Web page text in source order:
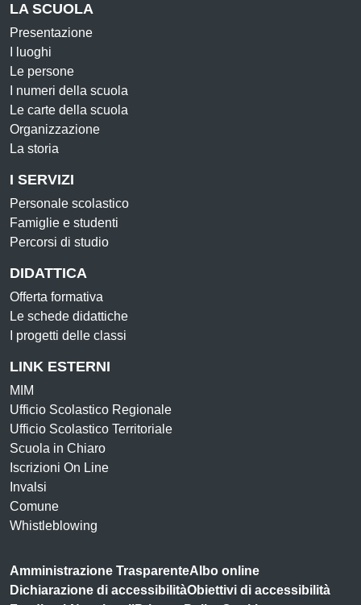
LA SCUOLA
Presentazione
I luoghi
Le persone
I numeri della scuola
Le carte della scuola
Organizzazione
La storia
I SERVIZI
Personale scolastico
Famiglie e studenti
Percorsi di studio
DIDATTICA
Offerta formativa
Le schede didattiche
I progetti delle classi
LINK ESTERNI
MIM
Ufficio Scolastico Regionale
Ufficio Scolastico Territoriale
Scuola in Chiaro
Iscrizioni On Line
Invalsi
Comune
Whistleblowing
Amministrazione TrasparenteAlbo online
Dichiarazione di accessibilitàObiettivi di accessibilità